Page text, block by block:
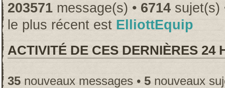
203571 message(s) • 6714 sujet(s)
le plus récent est ElliottEquip
ACTIVITÉ DE CES DERNIÈRES 24
35 nouveaux messages • 5 nouveaux